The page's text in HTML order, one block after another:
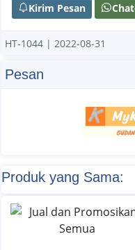
Kirim Pesan
HT-1044 | 2022-08-31
Pesan
Produk yang Sama: